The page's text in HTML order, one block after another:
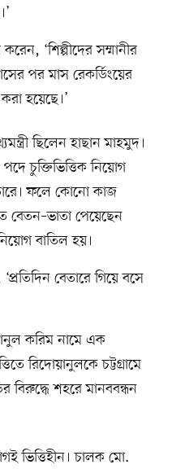
‘শিল্পীদের সম্মানীর
পর মাস রেকর্ডিংয়ের
হয়েছে।’
ছিলেন হাছান মাহমুদ।
চুক্তিভিত্তিক নিয়োগ
ফলে কোনো কাজ
পেয়েছেন
বাতিল হয়।
বেতারে গিয়ে বসে
করিম নামে এক
রিদোয়ানুলকে চট্টগ্রামে
বিরুদ্ধে শহরে মানববন্ধন
ভিত্তিহীন। চালক মো.